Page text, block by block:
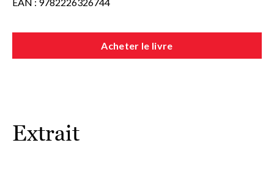
d’exception.
Acheter le livre
Extrait